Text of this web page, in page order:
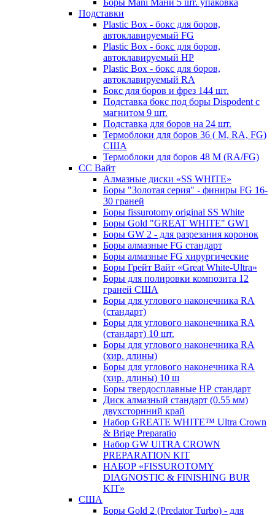
Боры Mani Мани 5 шт. упаковка
Подставки
Plastic Box - бокс для боров,
автоклавируемый FG
Plastic Box - бокс для боров,
автоклавируемый HP
Plastic Box - бокс для боров,
автоклавируемый RA
Бокс для боров и фрез 144 шт.
Подставка бокс под боры Dispodent с
магнитом 9 шт.
Подставка для боров на 24 шт.
Термоблоки для боров 36 ( М, RA, FG)
США
Термоблоки для боров 48 М (RA/FG)
СС Вайт
Алмазные диски «SS WHITE»
Боры "Золотая серия" - финиры FG 16-
30 граней
Боры fissurotomy original SS White
Боры Gold "GREAT WHITE" GW1
Боры GW 2 - для разрезания коронок
Боры алмазные FG стандарт
Боры алмазные FG хирургические
Боры Грейт Вайт «Great White-Ultra»
Боры для полировки композита 12
граней США
Боры для углового наконечника RA
(стандарт)
Боры для углового наконечника RA
(стандарт) 10 шт.
Боры для углового наконечника RA
(хир. длины)
Боры для углового наконечника RA
(хир. длины) 10 ш
Боры твердосплавные НР стандарт
Диск алмазный стандарт (0.55 мм)
двухсторнний край
Набор GREATE WHITE™ Ultra Crown
& Brige Preparatio
Набор GW UlTRA CROWN
PREPARATION KIT
НАБОР «FISSUROTOMY
DIAGNOSTIC & FINISHING BUR
KIT»
США
Боры Gold 2 (Predator Turbo) - для